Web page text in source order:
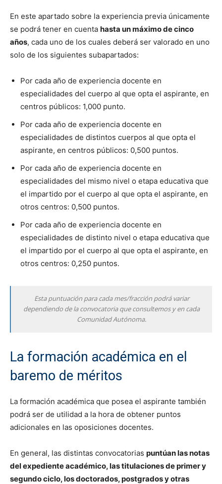
En este apartado sobre la experiencia previa únicamente
se podrá tener en cuenta hasta un máximo de cinco
años, cada uno de los cuales deberá ser valorado en uno
solo de los siguientes subapartados:
Por cada año de experiencia docente en
especialidades del cuerpo al que opta el aspirante, en
centros públicos: 1,000 punto.
Por cada año de experiencia docente en
especialidades de distintos cuerpos al que opta el
aspirante, en centros públicos: 0,500 puntos.
Por cada año de experiencia docente en
especialidades del mismo nivel o etapa educativa que
el impartido por el cuerpo al que opta el aspirante, en
otros centros: 0,500 puntos.
Por cada año de experiencia docente en
especialidades de distinto nivel o etapa educativa que
el impartido por el cuerpo al que opta el aspirante, en
otros centros: 0,250 puntos.
Esta puntuación para cada mes/fracción podrá variar
dependiendo de la convocatoria que consultemos y en cada
Comunidad Autónoma.
La formación académica en el
baremo de méritos
La formación académica que posea el aspirante también
podrá ser de utilidad a la hora de obtener puntos
adicionales en las oposiciones docentes.
En general, las distintas convocatorias puntúan las notas
del expediente académico, las titulaciones de primer y
segundo ciclo, los doctorados, postgrados y otras